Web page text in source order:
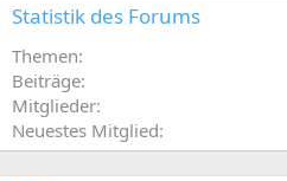
Statistik des Forums
Themen
Beiträge
Mitglieder
Neuestes Mitglied